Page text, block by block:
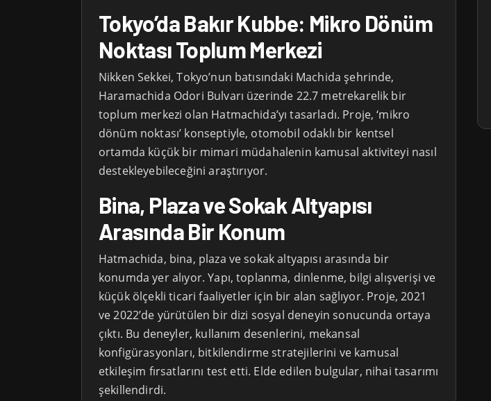
Tokyo’da Bakır Kubbe: Mikro Dönüm
Noktası Toplum Merkezi
Nikken Sekkei, Tokyo’nun batısındaki Machida şehrinde,
Haramachida Odori Bulvarı üzerinde 22.7 metrekarelik bir
toplum merkezi olan Hatmachida’yı tasarladı. Proje, ‘mikro
dönüm noktası’ konseptiyle, otomobil odaklı bir kentsel
ortamda küçük bir mimari müdahalenin kamusal aktiviteyi nasıl
destekleyebileceğini araştırıyor.
Bina, Plaza ve Sokak Altyapısı
Arasında Bir Konum
Hatmachida, bina, plaza ve sokak altyapısı arasında bir
konumda yer alıyor. Yapı, toplanma, dinlenme, bilgi alışverişi ve
küçük ölçekli ticari faaliyetler için bir alan sağlıyor. Proje, 2021
ve 2022’de yürütülen bir dizi sosyal deneyin sonucunda ortaya
çıktı. Bu deneyler, kullanım desenlerini, mekansal
konfigürasyonları, bitkilendirme stratejilerini ve kamusal
etkileşim fırsatlarını test etti. Elde edilen bulgular, nihai tasarımı
şekillendirdi.